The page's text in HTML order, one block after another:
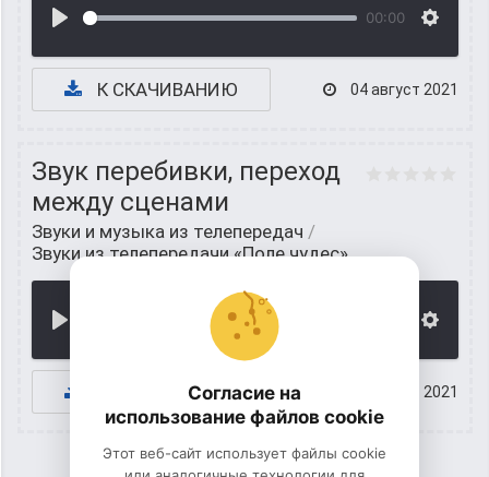
00:00
К СКАЧИВАНИЮ 04 август 2021
Звук перебивки, переход
между сценами
Звуки и музыка из телепередач /
Звуки из телепередачи «Поле чудес»
К СКАЧИВАНИЮ 04 август 2021
Согласие на
использование файлов cookie
Этот веб-сайт использует файлы cookie